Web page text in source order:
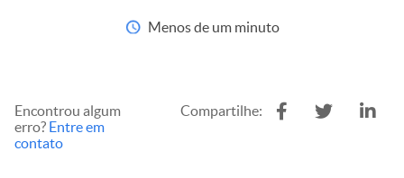
Menos de um minuto
Encontrou algum
erro? Entre em
contato
Compartilhe: